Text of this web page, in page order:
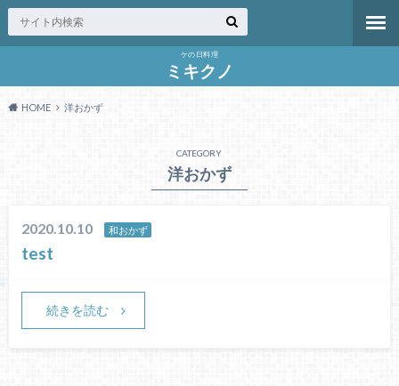
ケの日料理
ミキクノ
HOME 洋おかず
CATEGORY
洋おかず
2020.10.10 和おかず
test
続きを読む